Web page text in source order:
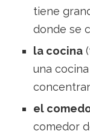
tiene
donde se
la cocina
una
el
comedor